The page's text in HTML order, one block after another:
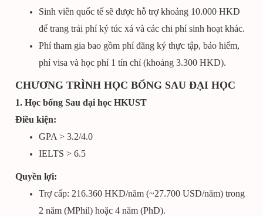
Sinh viên quốc tế sẽ được hỗ trợ khoảng 10.000 HKD
để trang trải phí ký túc xá và các chi phí sinh hoạt khác.
Phí tham gia bao gồm phí đăng ký thực tập, bảo hiểm,
phí visa và học phí 1 tín chỉ (khoảng 3.300 HKD).
CHƯƠNG TRÌNH HỌC BỔNG SAU ĐẠI HỌC
1. Học bổng Sau đại học HKUST
Điều kiện:
GPA > 3.2/4.0
IELTS > 6.5
Quyền lợi:
Trợ cấp: 216.360 HKD/năm (~27.700 USD/năm) trong
2 năm (MPhil) hoặc 4 năm (PhD).